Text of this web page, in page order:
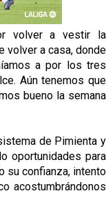
su fichaje a la
por Alberto
una
la opción 'A'
volver a vestir la
volver a casa, donde
a por los tres
Aún tenemos que
bueno la semana
de Pimienta y
oportunidades para
su confianza, intento
acostumbrándonos